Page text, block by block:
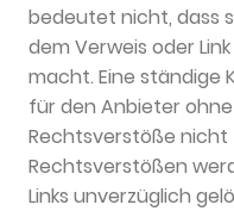
bedeutet nicht, dass
dem Verweis oder
macht. Eine ständige
für den Anbieter
Rechtsverstöße nicht
Rechtsverstößen
Links unverzüglich